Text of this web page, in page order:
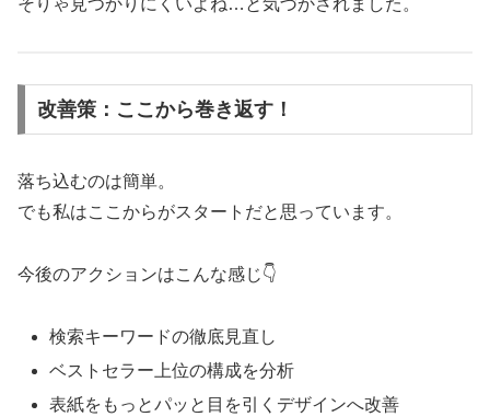
改善策：ここから巻き返す！
落ち込むのは簡単。
でも私はここからがスタートだと思っています。
今後のアクションはこんな感じ👇
検索キーワードの徹底見直し
ベストセラー上位の構成を分析
表紙をもっとパッと目を引くデザインへ改善